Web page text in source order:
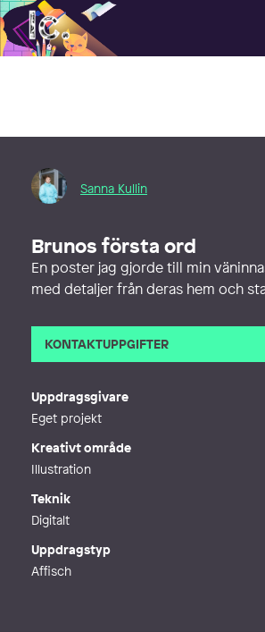
Illustratörcentrum
Sanna Kullin
Brunos första ord
En poster jag gjorde till min
med detaljer från deras hem och
KONTAKTUPPGIFTER
Uppdragsgivare
Eget projekt
Kreativt område
Illustration
Teknik
Digitalt
Uppdragstyp
Affisch